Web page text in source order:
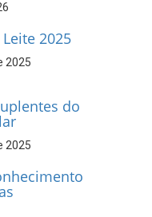
2025
2025
do
2025